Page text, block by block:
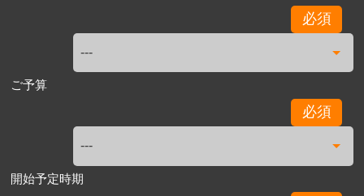
必須
ご予算
必須
開始予定時期